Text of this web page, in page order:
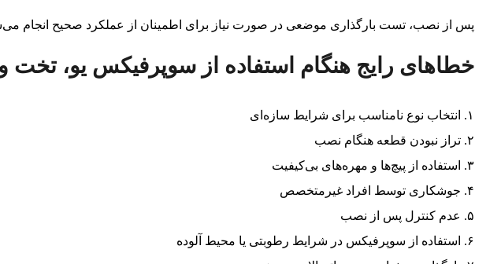
پس از نصب، تست بارگذاری موضعی در صورت نیاز برای اطمینان از عملکرد صحیح انجام
خطاهای رایج هنگام استفاده از سوپرفیکس یو، تخت
۱. انتخاب نوع نامناسب برای شرایط سازه‌ای
۲. تراز نبودن قطعه هنگام نصب
۳. استفاده از پیچ‌ها و مهره‌های بی‌کیفیت
۴. جوشکاری توسط افراد غیرمتخصص
۵. عدم کنترل پس از نصب
۶. استفاده از سوپرفیکس در شرایط رطوبتی یا محیط آلوده